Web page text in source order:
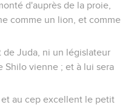
d'auprès de la proie,
comme un lion, et comme
de Juda, ni un législateur
Shilo vienne ; et à lui sera
au cep excellent le petit